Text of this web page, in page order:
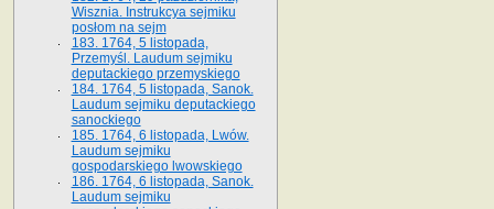
Wisznia. Instrukcya sejmiku
posłom na sejm
183. 1764, 5 listopada,
Przemyśl. Laudum sejmiku
deputackiego przemyskiego
184. 1764, 5 listopada, Sanok.
Laudum sejmiku deputackiego
sanockiego
185. 1764, 6 listopada, Lwów.
Laudum sejmiku
gospodarskiego lwowskiego
186. 1764, 6 listopada, Sanok.
Laudum sejmiku